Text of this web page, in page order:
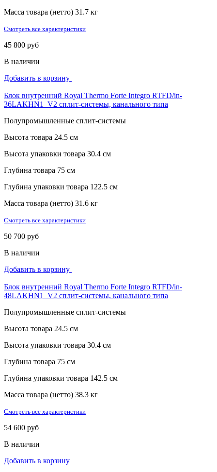
Масса товара (нетто) 31.7 кг
Смотреть все характеристики
45 800 руб
В наличии
Добавить в корзину
Блок внутренний Royal Thermo Forte Integro RTFD/in-
36LAKHN1_V2 сплит-системы, канального типа
Полупромышленные сплит-системы
Высота товара 24.5 см
Высота упаковки товара 30.4 см
Глубина товара 75 см
Глубина упаковки товара 122.5 см
Масса товара (нетто) 31.6 кг
Смотреть все характеристики
50 700 руб
В наличии
Добавить в корзину
Блок внутренний Royal Thermo Forte Integro RTFD/in-
48LAKHN1_V2 сплит-системы, канального типа
Полупромышленные сплит-системы
Высота товара 24.5 см
Высота упаковки товара 30.4 см
Глубина товара 75 см
Глубина упаковки товара 142.5 см
Масса товара (нетто) 38.3 кг
Смотреть все характеристики
54 600 руб
В наличии
Добавить в корзину